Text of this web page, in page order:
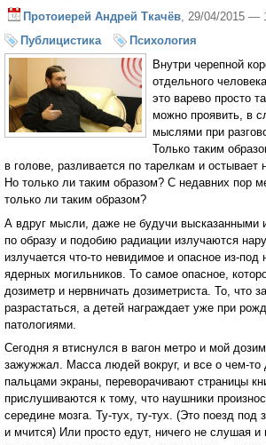
Протоиерей Андрей Ткачёв, 29/04/2015 —
Публицистика
Психология
Внутри черепной
отдельного
это варево просто
можно проявить, в
мыслями при
Только таким
в голове, разливается по тарелкам и остывает
Но только ли таким образом? С недавних пор
только ли таким образом?
А вдруг мысли, даже не будучи высказанными
по образу и подобию радиации излучаются
излучается что-то невидимое и опасное из-под
ядерных могильников. То самое опасное,
дозиметр и нервничать дозиметриста. То, что
разрастаться, а детей награждает уже при
патологиями.
Сегодня я втиснулся в вагон метро и мой
зажужжал. Масса людей вокруг, и все о чем-
пальцами экраны, переворачивают страницы
прислушиваются к тому, что наушники
середине мозга. Ту-тух, ту-тух. (Это поезд под
и мчится) Или просто едут, ничего не слушая и